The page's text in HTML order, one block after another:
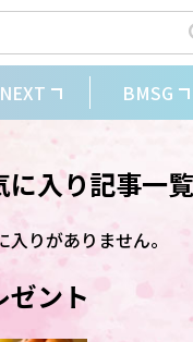
BMSG
に入り記事一
入りがありません。
ゼント